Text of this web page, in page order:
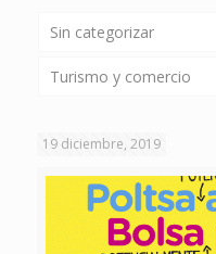
Sin categorizar
Turismo y comercio
19 diciembre, 2019